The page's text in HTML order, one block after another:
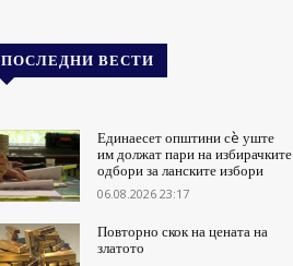
ПОСЛЕДНИ ВЕСТИ
Единаесет општини сè уште
им должат пари на избирачките
одбори за ланските избори
06.08.2026 23:17
Повторно скок на цената на
златото